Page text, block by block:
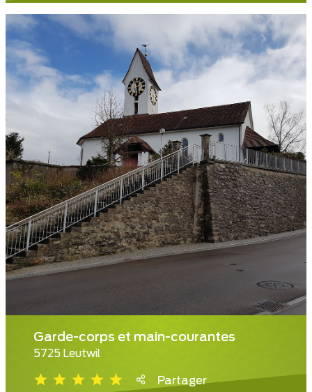
Garde-corps et main-courantes
5725 Leutwil
Partager